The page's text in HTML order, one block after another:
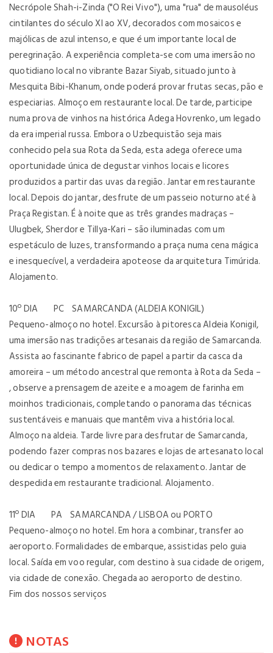
Necrópole Shah-i-Zinda ("O Rei Vivo"), uma "rua" de mausoléus
cintilantes do século XI ao XV, decorados com mosaicos e
majólicas de azul intenso, e que é um importante local de
peregrinação. A experiência completa-se com uma imersão no
quotidiano local no vibrante Bazar Siyab, situado junto à
Mesquita Bibi-Khanum, onde poderá provar frutas secas, pão e
especiarias. Almoço em restaurante local. De tarde, participe
numa prova de vinhos na histórica Adega Hovrenko, um legado
da era imperial russa. Embora o Uzbequistão seja mais
conhecido pela sua Rota da Seda, esta adega oferece uma
oportunidade única de degustar vinhos locais e licores
produzidos a partir das uvas da região. Jantar em restaurante
local. Depois do jantar, desfrute de um passeio noturno até à
Praça Registan. É à noite que as três grandes madraças –
Ulugbek, Sherdor e Tillya-Kari – são iluminadas com um
espetáculo de luzes, transformando a praça numa cena mágica
e inesquecível, a verdadeira apoteose da arquitetura Timúrida.
Alojamento.
10º DIA PC SAMARCANDA (ALDEIA KONIGIL)
Pequeno-almoço no hotel. Excursão à pitoresca Aldeia Konigil,
uma imersão nas tradições artesanais da região de Samarcanda.
Assista ao fascinante fabrico de papel a partir da casca da
amoreira – um método ancestral que remonta à Rota da Seda –
, observe a prensagem de azeite e a moagem de farinha em
moinhos tradicionais, completando o panorama das técnicas
sustentáveis e manuais que mantêm viva a história local.
Almoço na aldeia. Tarde livre para desfrutar de Samarcanda,
podendo fazer compras nos bazares e lojas de artesanato local
ou dedicar o tempo a momentos de relaxamento. Jantar de
despedida em restaurante tradicional. Alojamento.
11º DIA PA SAMARCANDA / LISBOA ou PORTO
Pequeno-almoço no hotel. Em hora a combinar, transfer ao
aeroporto. Formalidades de embarque, assistidas pelo guia
local. Saída em voo regular, com destino à sua cidade de origem,
via cidade de conexão. Chegada ao aeroporto de destino.
Fim dos nossos serviços
NOTAS